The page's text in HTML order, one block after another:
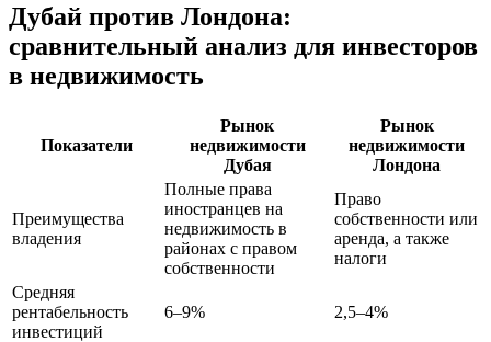
Дубай против Лондона:
сравнительный анализ для инвесторов
в недвижимость
Показатели
Рынок
недвижимости
Дубая
Рынок
недвижимости
Лондона
Преимущества
владения
Полные права
иностранцев на
недвижимость в
районах с правом
собственности
Право
собственности или
аренда, а также
налоги
Средняя
рентабельность
инвестиций
6–9% 2,5–4%